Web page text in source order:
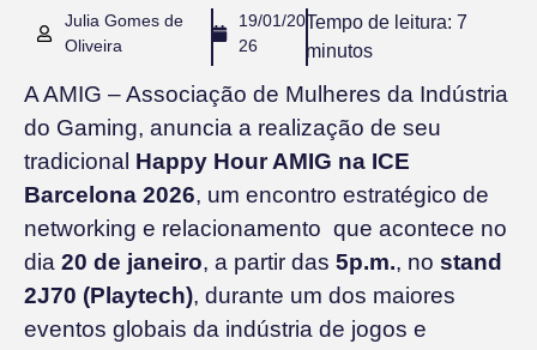
Julia Gomes de
Oliveira
19/01/20
26
Tempo de leitura: 7
minutos
A AMIG – Associação de Mulheres da Indústria
do Gaming, anuncia a realização de seu
tradicional Happy Hour AMIG na ICE
Barcelona 2026, um encontro estratégico de
networking e relacionamento que acontece no
dia 20 de janeiro, a partir das 5p.m., no stand
2J70 (Playtech), durante um dos maiores
eventos globais da indústria de jogos e